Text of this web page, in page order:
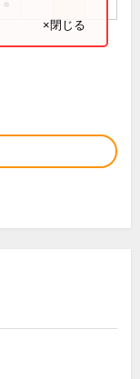
×閉じる